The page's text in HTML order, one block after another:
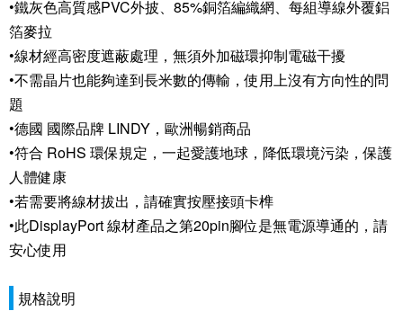
•鐵灰色高質感PVC外披、85%銅箔編織網、每組導線外覆鋁
箔麥拉
•線材經高密度遮蔽處理，無須外加磁環抑制電磁干擾
•不需晶片也能夠達到長米數的傳輸，使用上沒有方向性的問
題
•德國 國際品牌 LINDY，歐洲暢銷商品
•符合 RoHS 環保規定，一起愛護地球，降低環境污染，保護
人體健康
•若需要將線材拔出，請確實按壓接頭卡榫
•此DisplayPort 線材產品之第20pin腳位是無電源導通的，請
安心使用
規格說明